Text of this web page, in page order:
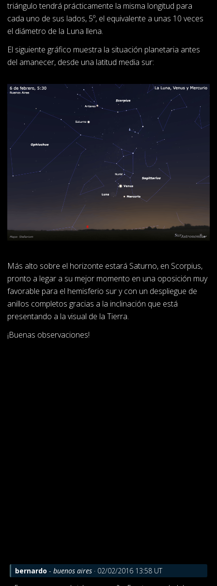
triángulo tendrá prácticamente la misma longitud para
cada uno de sus lados, 5º, el equivalente a unas 10 veces
el diámetro de la Luna llena.
El siguiente gráfico muestra la situación planetaria antes
del amanecer, desde una latitud media sur:
Más alto sobre el horizonte estará Saturno, en Scorpius,
pronto a legar a su mejor momento en una oposición muy
favorable para el hemisferio sur y con un despliegue de
anillos completos gracias a la inclinación que está
presentando a la visual de la Tierra.
¡Buenas observaciones!
bernardo - buenos aires · 02/02/2016 13:58 UT